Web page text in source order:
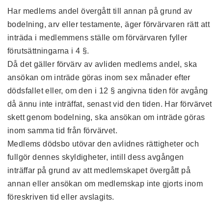
Har medlems andel övergått till annan på grund av
bodelning, arv eller testamente, äger förvärvaren rätt att
inträda i medlemmens ställe om förvärvaren fyller
förutsättningarna i 4 §.
Då det gäller förvärv av avliden medlems andel, ska
ansökan om inträde göras inom sex månader efter
dödsfallet eller, om den i 12 § angivna tiden för avgång
då ännu inte inträffat, senast vid den tiden. Har förvärvet
skett genom bodelning, ska ansökan om inträde göras
inom samma tid från förvärvet.
Medlems dödsbo utövar den avlidnes rättigheter och
fullgör dennes skyldigheter, intill dess avgången
inträffar på grund av att medlemskapet övergått på
annan eller ansökan om medlemskap inte gjorts inom
föreskriven tid eller avslagits.